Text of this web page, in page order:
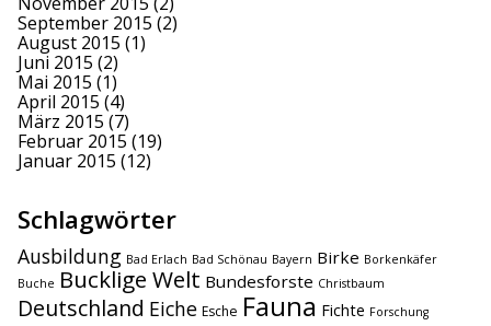
September 2015 (2)
August 2015 (1)
Juni 2015 (2)
Mai 2015 (1)
April 2015 (4)
März 2015 (7)
Februar 2015 (19)
Januar 2015 (12)
Schlagwörter
Ausbildung Bad Erlach Bad Schönau Bayern Birke Borkenkäfer
Buche Bucklige Welt Bundesforste Christbaum
Deutschland Eiche Esche Fauna Fichte Forschung